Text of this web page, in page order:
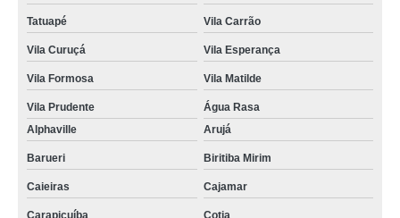
Tatuapé Vila Carrão
Vila Curuçá Vila Esperança
Vila Formosa Vila Matilde
Vila Prudente
Água Rasa
Alphaville
Arujá
Barueri Biritiba Mirim
Caieiras Cajamar
Carapicuíba Cotia